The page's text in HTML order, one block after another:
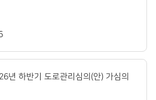
년 하반기 도로관리심의(안) 가심의